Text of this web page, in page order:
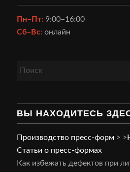
Пн–Пт:9:00–16:00
Сб–Вс:онлайн
ВЫ НАХОДИТЕСЬ
Производство пресс-форм>
Статьи о пресс-формах
>
Как избежать дефектов при